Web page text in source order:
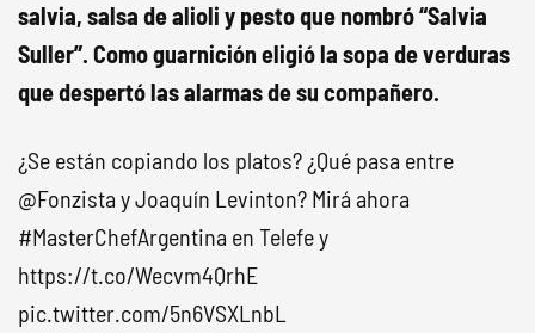
salvia, salsa de alioli y pesto que nombró “Salvia
Suller”. Como guarnición eligió la sopa de verduras
que despertó las alarmas de su compañero.
¿Se están copiando los platos? ¿Qué pasa entre
@Fonzista y Joaquín Levinton? Mirá ahora
#MasterChefArgentina en Telefe y
https://t.co/Wecvm4QrhE
pic.twitter.com/5n6VSXLnbL